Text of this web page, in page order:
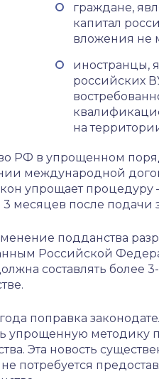
граждане,
капитал
вложения не
иностранцы,
российских
на
РФ в упрощенном
международной
упрощает
месяцев после подачи
подданства
Российской
составлять более
поправка
упрощенную методику
Эта новость
потребуется